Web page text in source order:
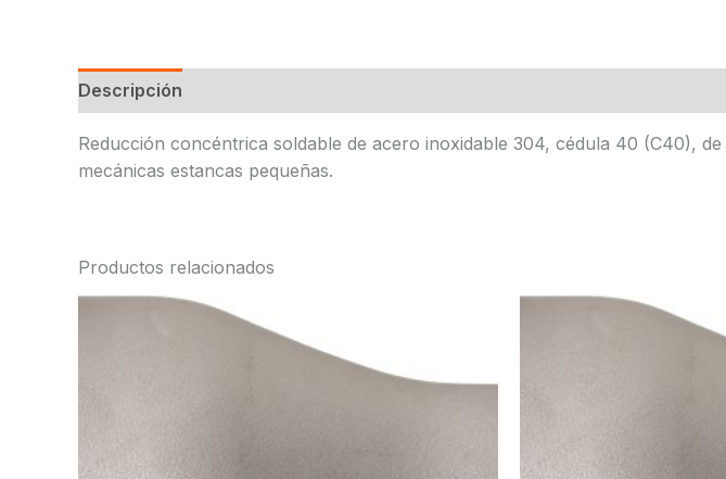
Descripción
Reducción concéntrica soldable de acero inoxidable 304, cédula 40 (C40),
mecánicas estancas pequeñas.
Productos relacionados